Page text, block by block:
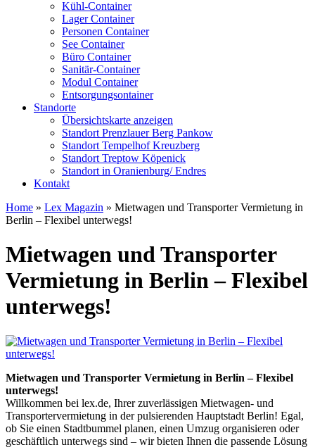
Kühl-Container
Lager Container
Personen Container
See Container
Büro Container
Sanitär-Container
Modul Container
Entsorgungsontainer
Standorte
Übersichtskarte anzeigen
Standort Prenzlauer Berg Pankow
Standort Tempelhof Kreuzberg
Standort Treptow Köpenick
Standort in Oranienburg/ Endres
Kontakt
Home » Lex Magazin » Mietwagen und Transporter Vermietung in
Berlin – Flexibel unterwegs!
Mietwagen und Transporter
Vermietung in Berlin – Flexibel
unterwegs!
Mietwagen und Transporter Vermietung in Berlin – Flexibel
unterwegs!
Willkommen bei lex.de, Ihrer zuverlässigen Mietwagen- und
Transportervermietung in der pulsierenden Hauptstadt Berlin! Egal,
ob Sie einen Stadtbummel planen, einen Umzug organisieren oder
geschäftlich unterwegs sind – wir bieten Ihnen die passende Lösung